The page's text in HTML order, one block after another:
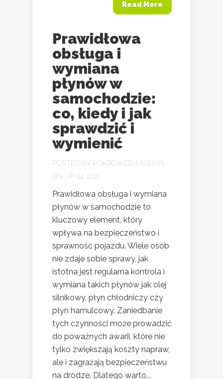
Read More
Prawidłowa
obsługa i
wymiana
płynów w
samochodzie:
co, kiedy i jak
sprawdzić i
wymienić
POSTED BY POKROWCE-MILEX.PL
ON LIP 24, 2021
Prawidłowa obsługa i wymiana
płynów w samochodzie to
kluczowy element, który
wpływa na bezpieczeństwo i
sprawność pojazdu. Wiele osób
nie zdaje sobie sprawy, jak
istotna jest regularna kontrola i
wymiana takich płynów jak olej
silnikowy, płyn chłodniczy czy
płyn hamulcowy. Zaniedbanie
tych czynności może prowadzić
do poważnych awarii, które nie
tylko zwiększają koszty napraw,
ale i zagrażają bezpieczeństwu
na drodze. Dlatego warto...